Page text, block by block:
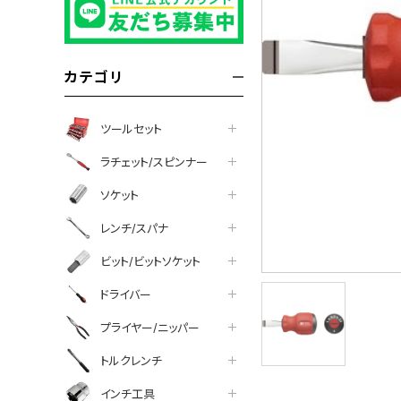
カテゴリ
ツールセット
ラチェット/スピンナー
ソケット
レンチ/スパナ
ビット/ビットソケット
ドライバー
プライヤー/ニッパー
トルクレンチ
インチ工具